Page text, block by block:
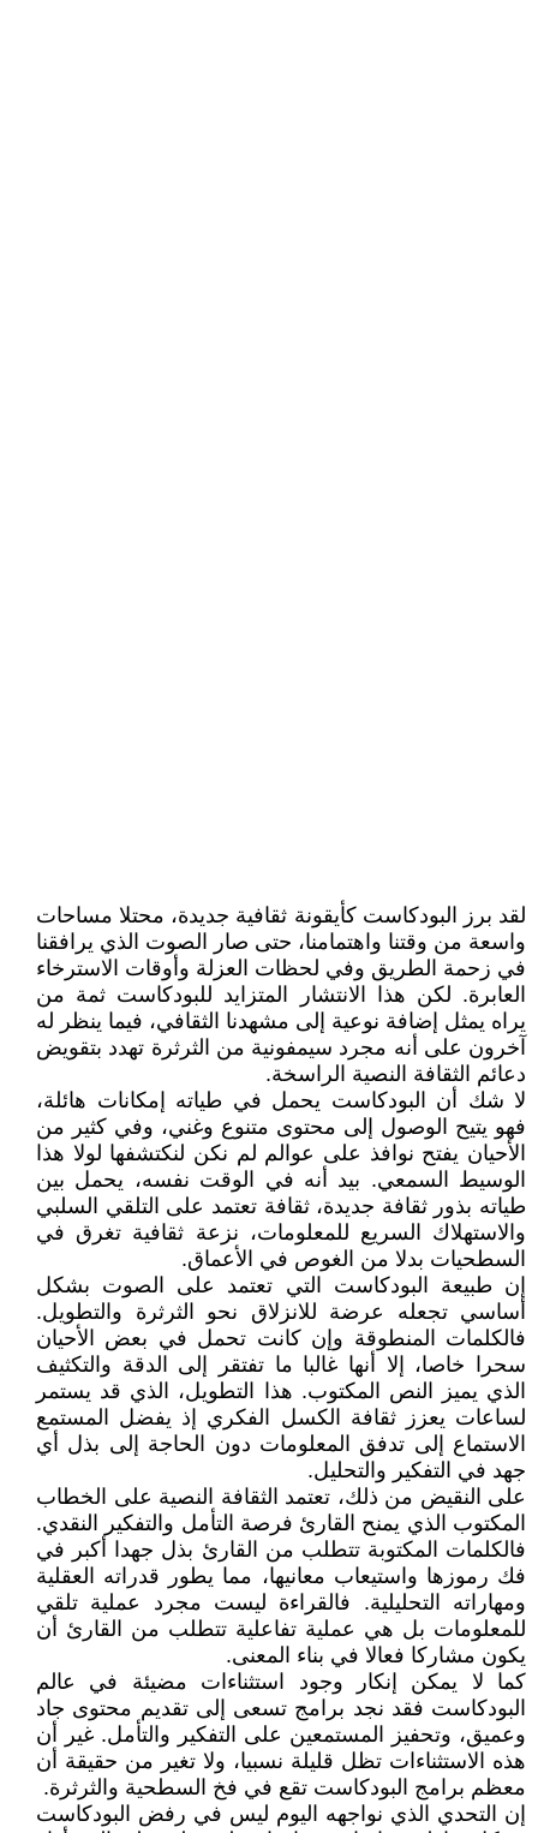
لقد برز البودكاست كأيقونة ثقافية جديدة، محتلا مساحات
واسعة من وقتنا واهتمامنا، حتى صار الصوت الذي يرافقنا
في زحمة الطريق وفي لحظات العزلة وأوقات الاسترخاء
العابرة. لكن هذا الانتشار المتزايد للبودكاست ثمة من
يراه يمثل إضافة نوعية إلى مشهدنا الثقافي، فيما ينظر له
آخرون على أنه مجرد سيمفونية من الثرثرة تهدد بتقويض
دعائم الثقافة النصية الراسخة.
لا شك أن البودكاست يحمل في طياته إمكانات هائلة،
فهو يتيح الوصول إلى محتوى متنوع وغني، وفي كثير من
الأحيان يفتح نوافذ على عوالم لم نكن لنكتشفها لولا هذا
الوسيط السمعي. بيد أنه في الوقت نفسه، يحمل بين
طياته بذور ثقافة جديدة، ثقافة تعتمد على التلقي السلبي
والاستهلاك السريع للمعلومات، نزعة ثقافية تغرق في
السطحيات بدلا من الغوص في الأعماق.
إن طبيعة البودكاست التي تعتمد على الصوت بشكل
أساسي تجعله عرضة للانزلاق نحو الثرثرة والتطويل.
فالكلمات المنطوقة وإن كانت تحمل في بعض الأحيان
سحرا خاصا، إلا أنها غالبا ما تفتقر إلى الدقة والتكثيف
الذي يميز النص المكتوب. هذا التطويل، الذي قد يستمر
لساعات يعزز ثقافة الكسل الفكري إذ يفضل المستمع
الاستماع إلى تدفق المعلومات دون الحاجة إلى بذل أي
جهد في التفكير والتحليل.
على النقيض من ذلك، تعتمد الثقافة النصية على الخطاب
المكتوب الذي يمنح القارئ فرصة التأمل والتفكير النقدي.
فالكلمات المكتوبة تتطلب من القارئ بذل جهدا أكبر في
فك رموزها واستيعاب معانيها، مما يطور قدراته العقلية
ومهاراته التحليلية. فالقراءة ليست مجرد عملية تلقي
للمعلومات بل هي عملية تفاعلية تتطلب من القارئ أن
يكون مشاركا فعالا في بناء المعنى.
كما لا يمكن إنكار وجود استثناءات مضيئة في عالم
البودكاست فقد نجد برامج تسعى إلى تقديم محتوى جاد
وعميق، وتحفيز المستمعين على التفكير والتأمل. غير أن
هذه الاستثناءات تظل قليلة نسبيا، ولا تغير من حقيقة أن
معظم برامج البودكاست تقع في فخ السطحية والثرثرة.
إن التحدي الذي نواجهه اليوم ليس في رفض البودكاست